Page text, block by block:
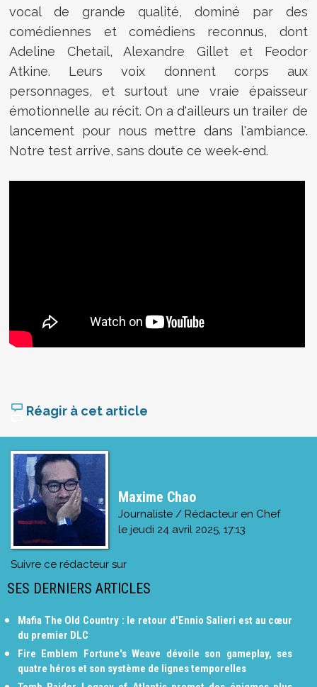
vocal de grande qualité, dominé par des
comédiennes et comédiens reconnus, dont
Adeline Chetail, Alexandre Gillet et Feodor
Atkine. Leurs voix donnent corps aux
personnages, et surtout une vraie épaisseur
émotionnelle au récit. On a d'ailleurs un trailer de
lancement pour nous mettre dans l'ambiance.
Notre test arrive, sans doute ce week-end.
Réagir à cet article
Maxime Chao
Journaliste / Rédacteur en Chef
le jeudi 24 avril 2025, 17:13
Suivre ce rédacteur sur
SES DERNIERS ARTICLES
Mafia The Old Country : le retour d'Ennio Salieri est au cœur
du premier DLC
Fire Emblem Fortune's Weave dévoile son gameplay, ses
quatre héros et son système de lignes temporelles